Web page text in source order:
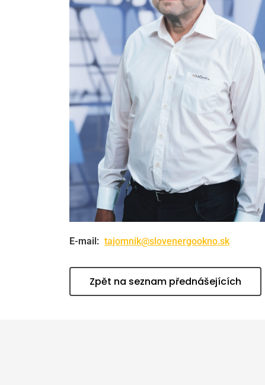
E-mail: tajomnik@slovenergookno.sk
Zpět na seznam přednášejících